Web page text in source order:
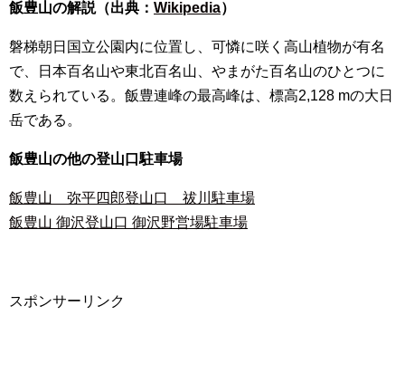
飯豊山の解説（出典： Wikipedia）
磐梯朝日国立公園内に位置し、可憐に咲く高山植物が有名
で、日本百名山や東北百名山、やまがた百名山のひとつに
数えられている。飯豊連峰の最高峰は、標高2,128 mの大日
岳である。
飯豊山の他の登山口駐車場
飯豊山 弥平四郎登山口 祓川駐車場
飯豊山 御沢登山口 御沢野営場駐車場
スポンサーリンク